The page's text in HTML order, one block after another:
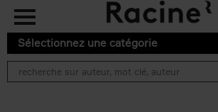
Aller au contenu principal
Sélectionnez une catégorie